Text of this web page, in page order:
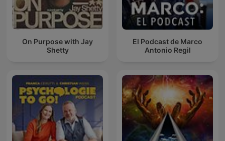
On Purpose with Jay
Shetty
El Podcast de Marco
Antonio Regil